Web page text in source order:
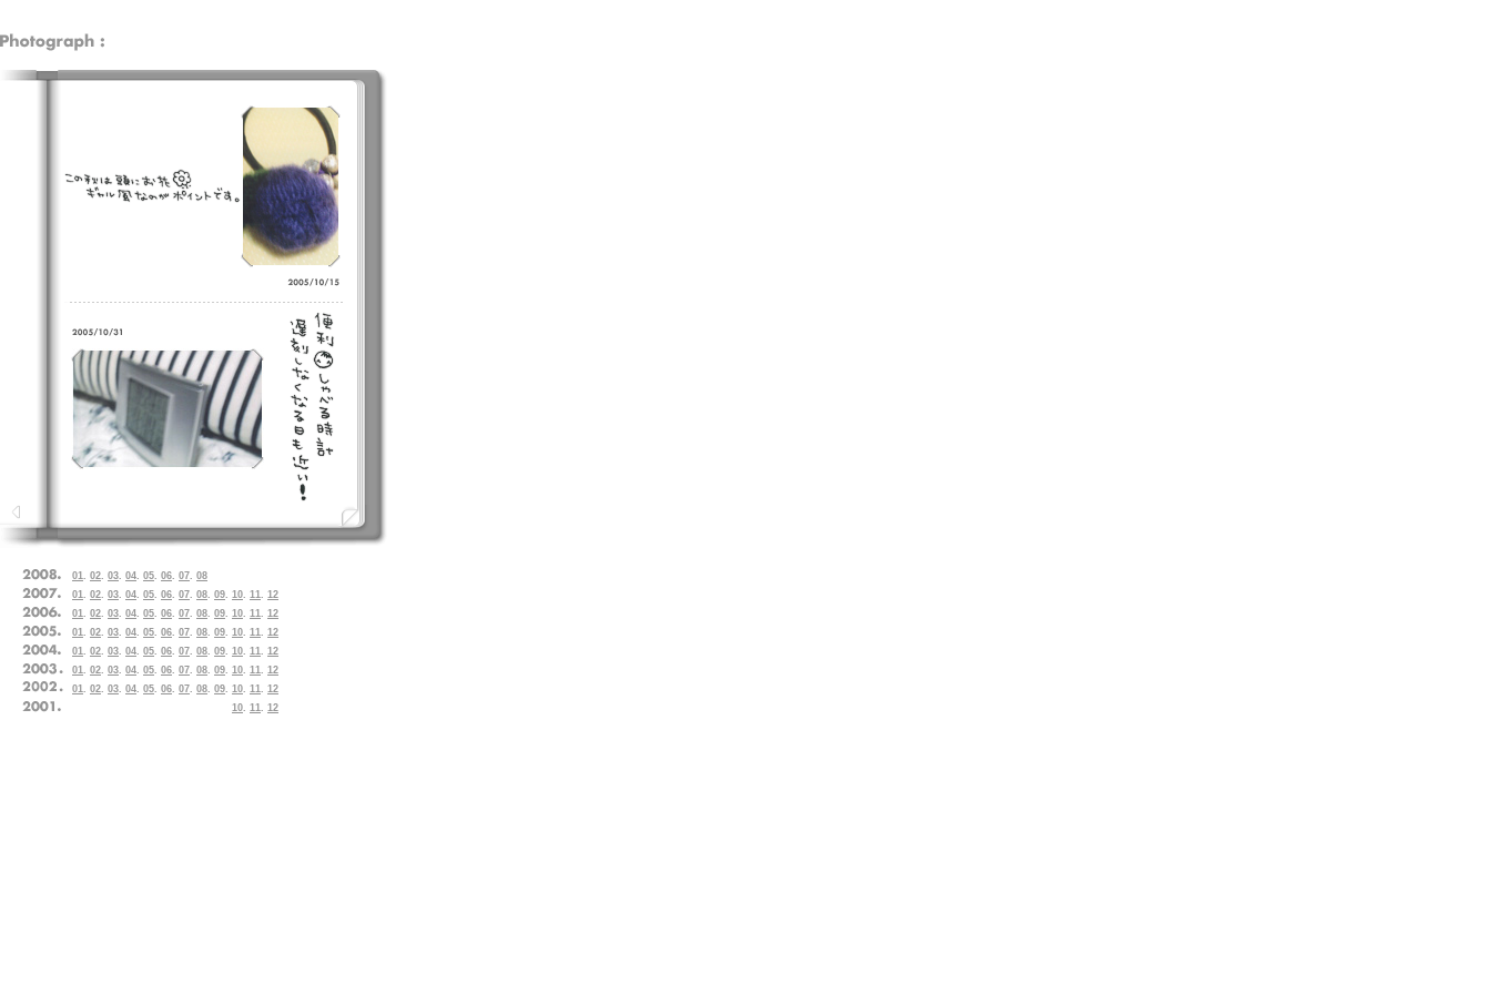
01. 02. 03. 04. 05. 06. 07. 08
01. 02. 03. 04. 05. 06. 07. 08. 09. 10. 11. 12
01. 02. 03. 04. 05. 06. 07. 08. 09. 10. 11. 12
01. 02. 03. 04. 05. 06. 07. 08. 09. 10. 11. 12
01. 02. 03. 04. 05. 06. 07. 08. 09. 10. 11. 12
01. 02. 03. 04. 05. 06. 07. 08. 09. 10. 11. 12
01. 02. 03. 04. 05. 06. 07. 08. 09. 10. 11. 12
10. 11. 12